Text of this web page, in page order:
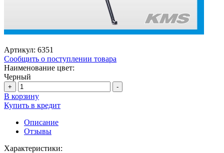
Артикул: 6351
Сообщить о поступлении товара
Наименование цвет:
Черный
+ -
В корзину
Купить в кредит
Описание
Отзывы
Характеристики: